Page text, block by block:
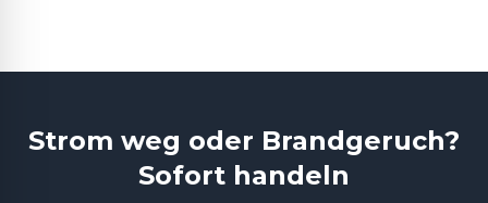
Strom weg oder Brandgeruch?
Sofort handeln